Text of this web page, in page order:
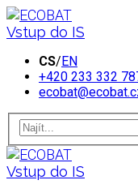
Vstup do IS
CS/EN
+420 233 332
Vstup do IS